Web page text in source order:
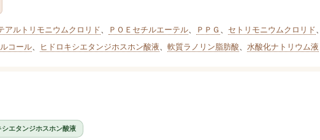
アルトリモニウムクロリド、 ＰＯＥセチルエーテル、 ＰＰＧ 、 セトリモニウムクロリド、
コール、 ヒドロキシエタンジホスホン酸液、 軟質ラノリン脂肪酸、 水酸化ナトリウム液
シエタンジホスホン酸液